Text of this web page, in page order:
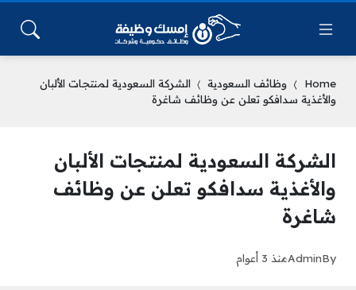
Home وظائف السعودية
الشركة السعودية لمنتجات الألبان
والأغذية سدافكو تعلن عن وظائف شاغرة
الشركة السعودية لمنتجات الألبان
والأغذية سدافكو تعلن عن وظائف
شاغرة
By
Adminمنذ 3 أعوام